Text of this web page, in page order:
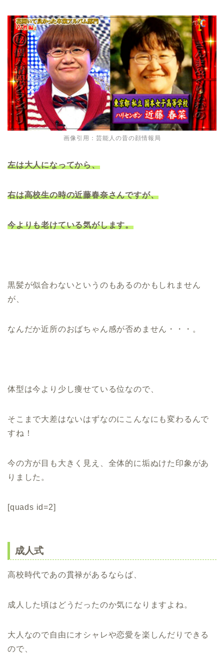
画像引用：芸能人の昔の顔情報局
左は大人になってから、
右は高校生の時の近藤春奈さんですが、
今よりも老けている気がします。
黒髪が似合わないというのもあるのかもしれません
が、
なんだか近所のおばちゃん感が否めません・・・。
体型は今より少し痩せている位なので、
そこまで大差はないはずなのにこんなにも変わるんで
すね！
今の方が目も大きく見え、全体的に垢ぬけた印象があ
りました。
[quads id=2]
成人式
高校時代であの貫禄があるならば、
成人した頃はどうだったのか気になりますよね。
大人なので自由にオシャレや恋愛を楽しんだりできる
ので、